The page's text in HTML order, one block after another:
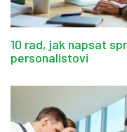
10 rad, jak napsat
personalistovi